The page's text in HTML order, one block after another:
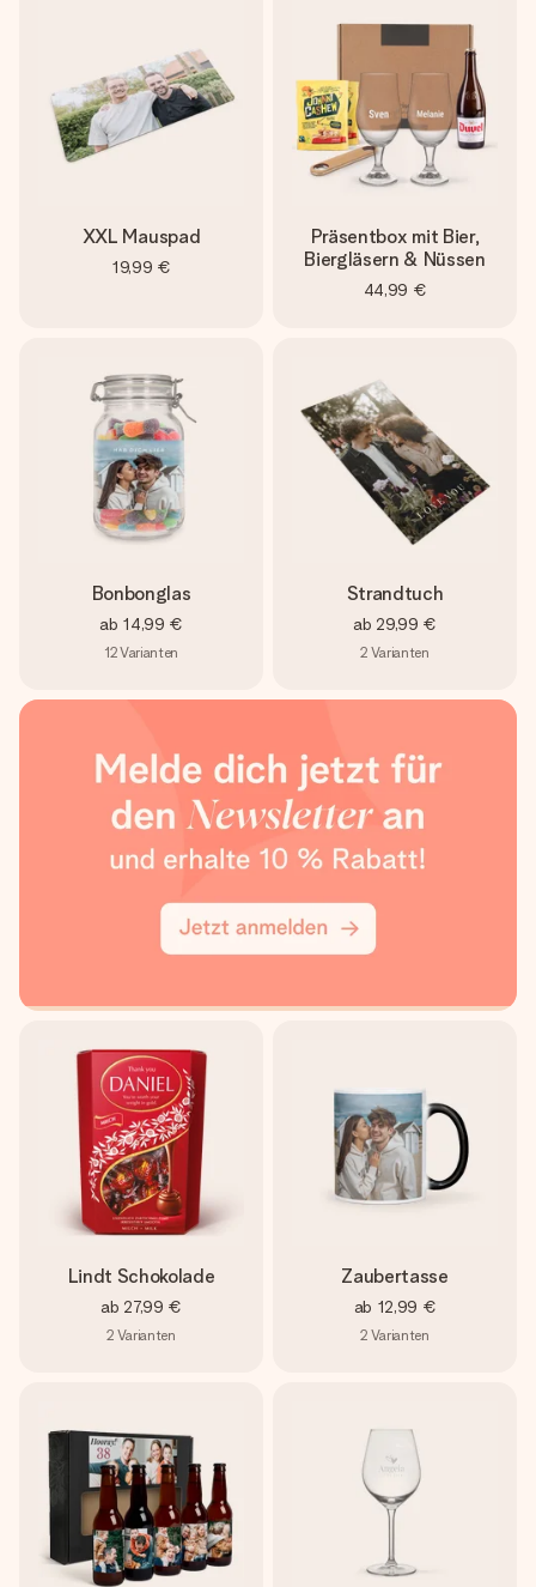
XXL Mauspad
19,99 €
Präsentbox mit Bier,
Biergläsern & Nüssen
44,99 €
Bonbonglas
ab 14,99 €
12Varianten
Strandtuch
ab 29,99 €
2 Varianten
Lindt Schokolade
ab 27,99 €
2 Varianten
Zaubertasse
ab 12,99 €
2 Varianten